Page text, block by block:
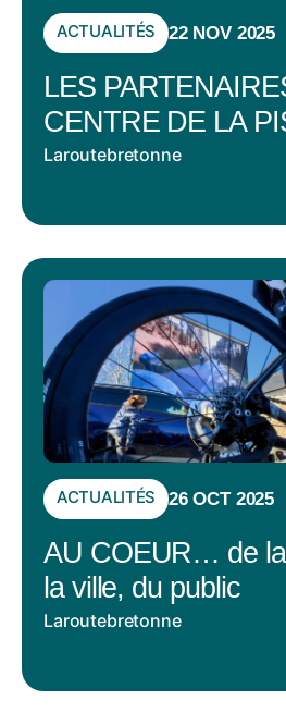
ACTUALITÉS 22 NOV 2025
LES
CENTRE DE LA
Laroutebretonne
ACTUALITÉS 26 OCT 2025
AU COEUR… de
la ville, du public
Laroutebretonne